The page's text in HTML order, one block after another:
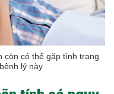
còn có thể gặp tình trạng
lý này